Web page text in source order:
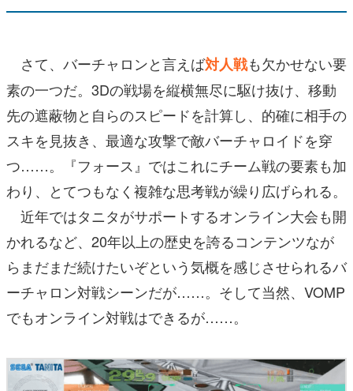
さて、バーチャロンと言えば対人戦も欠かせない要
素の一つだ。3Dの戦場を縦横無尽に駆け抜け、移動
先の遮蔽物と自らのスピードを計算し、的確に相手の
スキを見抜き、最適な攻撃で敵バーチャロイドを穿
つ……。『フォース』ではこれにチーム戦の要素も加
わり、とてつもなく複雑な思考戦が繰り広げられる。
近年ではタニタがサポートするオンライン大会も開
かれるなど、20年以上の歴史を誇るコンテンツなが
らまだまだ続けたいぞという気概を感じさせられるバ
ーチャロン対戦シーンだが……。そして当然、VOMP
でもオンライン対戦はできるが……。